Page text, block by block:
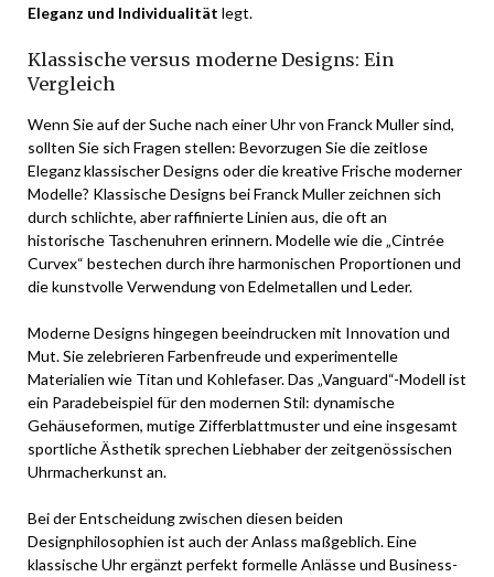
Eleganz und Individualität legt.
Klassische versus moderne Designs: Ein
Vergleich
Wenn Sie auf der Suche nach einer Uhr von Franck Muller sind,
sollten Sie sich Fragen stellen: Bevorzugen Sie die zeitlose
Eleganz klassischer Designs oder die kreative Frische moderner
Modelle? Klassische Designs bei Franck Muller zeichnen sich
durch schlichte, aber raffinierte Linien aus, die oft an
historische Taschenuhren erinnern. Modelle wie die „Cintrée
Curvex“ bestechen durch ihre harmonischen Proportionen und
die kunstvolle Verwendung von Edelmetallen und Leder.
Moderne Designs hingegen beeindrucken mit Innovation und
Mut. Sie zelebrieren Farbenfreude und experimentelle
Materialien wie Titan und Kohlefaser. Das „Vanguard“-Modell ist
ein Paradebeispiel für den modernen Stil: dynamische
Gehäuseformen, mutige Zifferblattmuster und eine insgesamt
sportliche Ästhetik sprechen Liebhaber der zeitgenössischen
Uhrmacherkunst an.
Bei der Entscheidung zwischen diesen beiden
Designphilosophien ist auch der Anlass maßgeblich. Eine
klassische Uhr ergänzt perfekt formelle Anlässe und Business-